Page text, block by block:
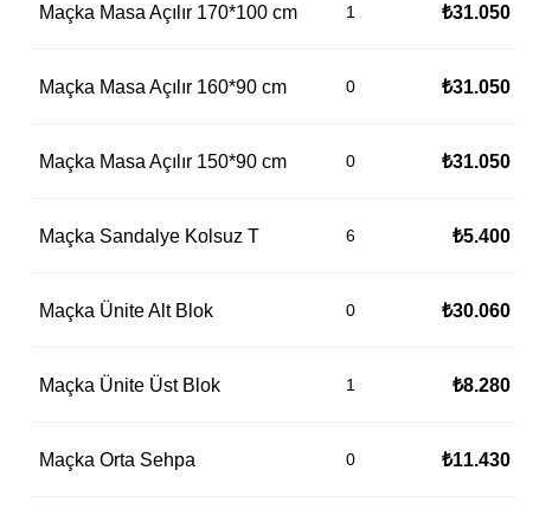
Maçka Masa Açılır 170*100 cm ₺31.050
Maçka Masa Açılır 160*90 cm ₺31.050
Maçka Masa Açılır 150*90 cm ₺31.050
Maçka Sandalye Kolsuz T ₺5.400
Maçka Ünite Alt Blok ₺30.060
Maçka Ünite Üst Blok ₺8.280
Maçka Orta Sehpa ₺11.430